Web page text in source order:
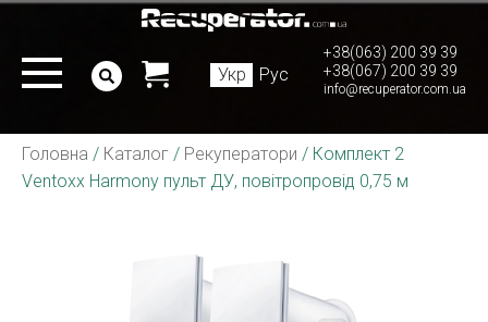
Укр Рус
+38(063) 200 39 39
+38(067) 200 39 39
info@recuperator.com.ua
Головна / Каталог / Рекуператори / Комплект 2
Ventoxx Harmony пульт ДУ, повітропровід 0,75 м